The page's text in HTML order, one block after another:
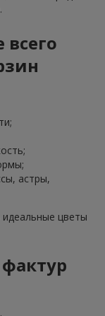
астры,
цветы